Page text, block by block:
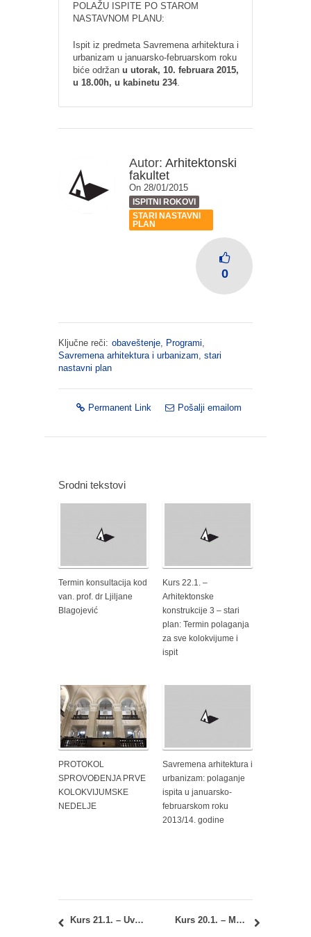
POLAŽU ISPITE PO STAROM
NASTAVNOM PLANU:
Ispit iz predmeta Savremena arhitektura i
urbanizam u januarsko-februarskom roku
biće održan u utorak, 10. februara 2015,
u 18.00h, u kabinetu 234.
Autor: Arhitektonski
fakultet
On 28/01/2015
ISPITNI ROKOVI
STARI NASTAVNI
PLAN
0
Ključne reči: obaveštenje, Programi,
Savremena arhitektura i urbanizam, stari
nastavni plan
Permanent Link Pošalji emailom
Srodni tekstovi
Termin konsultacija kod
van. prof. dr Ljiljane
Blagojević
Kurs 22.1. –
Arhitektonske
konstrukcije 3 – stari
plan: Termin polaganja
za sve kolokvijume i
ispit
PROTOKOL
SPROVOĐENJA PRVE
KOLOKVIJUMSKE
NEDELJE
Savremena arhitektura i
urbanizam: polaganje
ispita u januarsko-
februarskom roku
2013/14. godine
Kurs 21.1. – Uvod u urbanističko planiranje: Termin predaje konkursnih radova Kurs 20.1. – Metodologija projekta: raspored polaganja u januarskom ispitnom roku 2014/15